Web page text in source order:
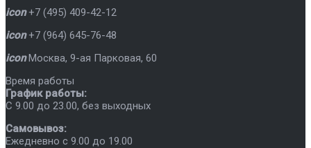
icon +7 (495) 409-42-12
icon +7 (964) 645-76-48
icon Москва, 9-ая Парковая, 60
Время работы
График работы:
C 9.00 до 23.00, без выходных
Самовывоз:
Ежедневно с 9.00 до 19.00